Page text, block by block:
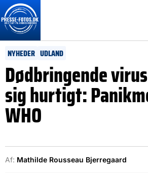
NYHEDER UDLAND
Dødbringende
sig hurtigt:
WHO
Af: Mathilde Rousseau Bjerregaard